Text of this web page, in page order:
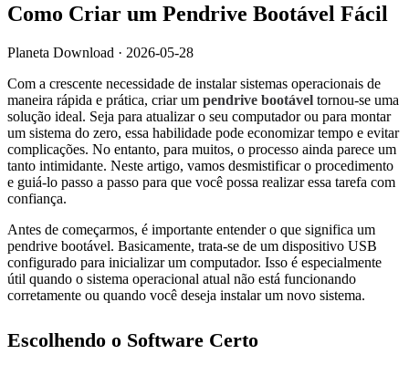
Como Criar um Pendrive Bootável Fácil
Planeta Download · 2026-05-28
Com a crescente necessidade de instalar sistemas operacionais de
maneira rápida e prática, criar um pendrive bootável tornou-se uma
solução ideal. Seja para atualizar o seu computador ou para montar
um sistema do zero, essa habilidade pode economizar tempo e evitar
complicações. No entanto, para muitos, o processo ainda parece um
tanto intimidante. Neste artigo, vamos desmistificar o procedimento
e guiá-lo passo a passo para que você possa realizar essa tarefa com
confiança.
Antes de começarmos, é importante entender o que significa um
pendrive bootável. Basicamente, trata-se de um dispositivo USB
configurado para inicializar um computador. Isso é especialmente
útil quando o sistema operacional atual não está funcionando
corretamente ou quando você deseja instalar um novo sistema.
Escolhendo o Software Certo